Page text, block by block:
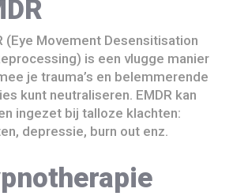
(Eye Movement Desensitisation
is een vlugge manier
je trauma’s en belemmerende
kunt neutraliseren. EMDR kan
ingezet bij talloze klachten:
depressie, burn out enz.